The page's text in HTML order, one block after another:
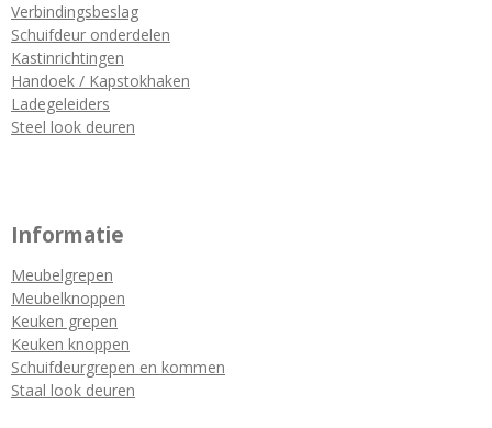
Verbindingsbeslag
Schuifdeur onderdelen
Kastinrichtingen
Handoek / Kapstokhaken
Ladegeleiders
Steel look deuren
Informatie
Meubelgrepen
Meubelknoppen
Keuken grepen
Keuken knoppen
Schuifdeurgrepen en kommen
Staal look deuren